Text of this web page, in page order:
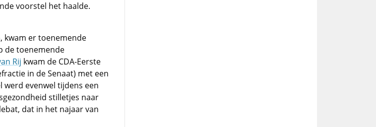
voorstel het haalde.
kwam er toenemende
de toenemende
Rij kwam de CDA-Eerste
in de Senaat) met een
evenwel tijdens een
stilletjes naar
dat in het najaar van